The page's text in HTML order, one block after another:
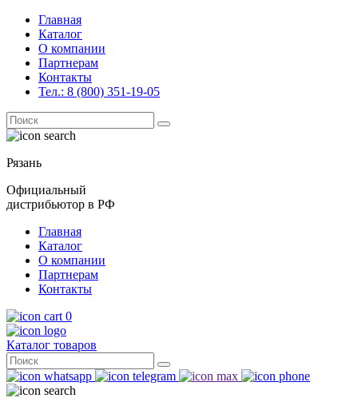
Главная
Каталог
О компании
Партнерам
Контакты
Тел.: 8 (800) 351-19-05
Поиск
for:
Рязань
Официальный
дистрибьютор в РФ
Главная
Каталог
О компании
Партнерам
Контакты
0
Каталог товаров
Поиск
for: